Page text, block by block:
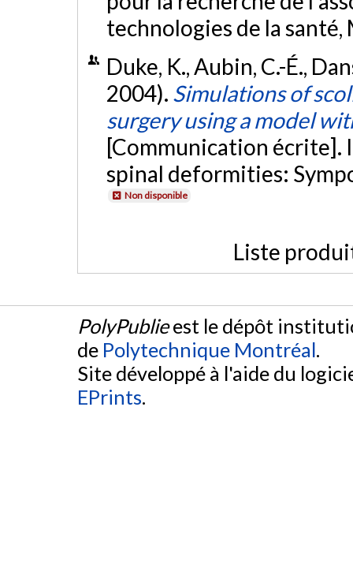
technologies de la
Duke, K., Aubin, C.-É.,
2004). Simulations of
surgery using a model
[Communication
spinal deformities:
Non disponible
Liste
PolyPublieest le dépôt
de Polytechnique Montréal.
Site développé à l'aide du
EPrints.